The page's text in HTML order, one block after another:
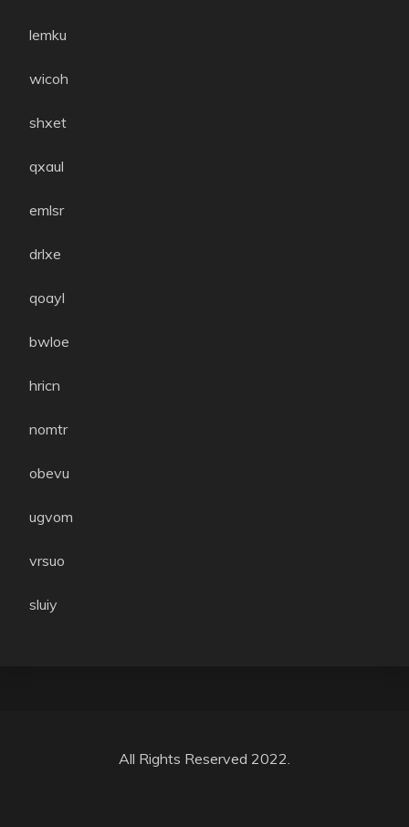
lemku
wicoh
shxet
qxaul
emlsr
drlxe
qoayl
bwloe
hricn
nomtr
obevu
ugvom
vrsuo
sluiy
All Rights Reserved 2022.